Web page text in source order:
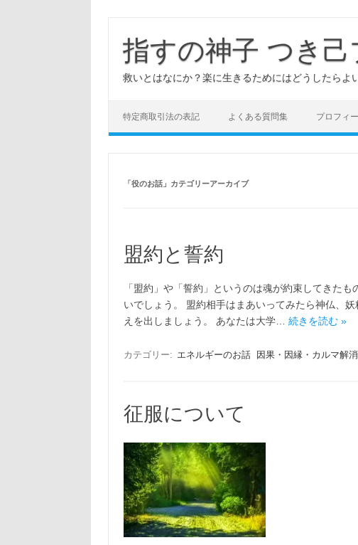
指すの神子 つき己
救いとはなにか？楽に生きるためにはどうしたらよ
特定商取引法の表記 よくある質問集 プロフィ
「役のお話」カテゴリーアーカイブ
盟約と誓約
「盟約」や「誓約」というのは魂が約束してきた
いでしょう。 盟約相手はまあいってみたら神仏、
えを出しましょう。 あなたは大学… 続きを読む »
カテゴリー: エネルギーのお話 因果・因縁・カルマ解消
征服について